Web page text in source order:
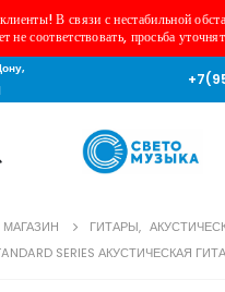
В связи с нестабильной
не соответствовать, просьба
МАГАЗИН ГИТАРЫ,
SERIES АКУСТИЧЕСКАЯ